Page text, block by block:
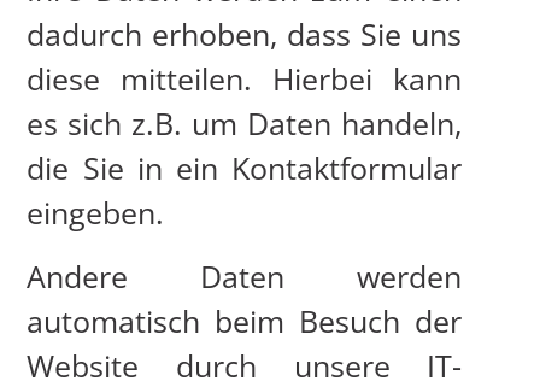
dadurch erhoben, dass Sie uns
diese mitteilen. Hierbei kann
es sich z.B. um Daten handeln,
die Sie in ein Kontaktformular
eingeben.
Andere Daten werden
automatisch beim Besuch der
Website durch unsere IT-